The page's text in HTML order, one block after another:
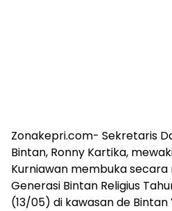
Zonakepri.com- Sekretaris
Bintan, Ronny Kartika,
Kurniawan membuka
Generasi Bintan Religius
(13/05) di kawasan de Bintan